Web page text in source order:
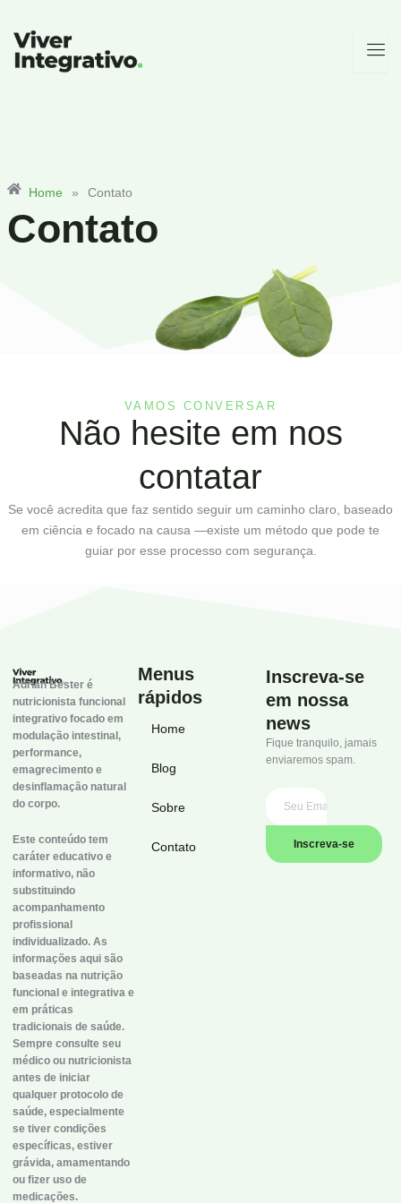
para
conteúdo
Home » Contato
Contato
VAMOS CONVERSAR
Não hesite em nos
contatar
Se você acredita que faz sentido seguir um caminho claro, baseado
em ciência e focado na causa —existe um método que pode te
guiar por esse processo com segurança.
Adrian Bester é
nutricionista funcional
integrativo focado em
modulação intestinal,
performance,
emagrecimento e
desinflamação natural
do corpo.
Este conteúdo tem
caráter educativo e
informativo, não
substituindo
acompanhamento
profissional
individualizado. As
informações aqui são
baseadas na nutrição
funcional e integrativa e
em práticas
tradicionais de saúde.
Sempre consulte seu
médico ou nutricionista
antes de iniciar
qualquer protocolo de
saúde, especialmente
se tiver condições
específicas, estiver
grávida, amamentando
ou fizer uso de
medicações.
Menus
rápidos
Home
Blog
Sobre
Contato
Inscreva-se
em nossa
news
Fique tranquilo, jamais
enviaremos spam.
Inscreva-se